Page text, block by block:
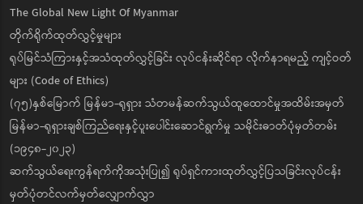
The Global New Light Of Myanmar
တိုက်ရိုက်ထုတ်လွှင့်မှုများ
ရုပ်မြင်သံကြားနှင့်အသံထုတ်လွှင့်ခြင်း လုပ်ငန်းဆိုင်ရာ လိုက်နာရမည့် ကျင့်ဝတ်
များ (Code of Ethics)
(၇၅)နှစ်မြောက် မြန်မာ-ရုရှား သံတမန်ဆက်သွယ်ထူထောင်မှုအထိမ်းအမှတ်
မြန်မာ-ရုရှားချစ်ကြည်ရေးနှင့်ပူးပေါင်းဆောင်ရွက်မှု သမိုင်းဓာတ်ပုံမှတ်တမ်း
(၁၉၄၈-၂၀၂၃)
ဆက်သွယ်ရေးကွန်ရက်ကိုအသုံးပြု၍ ရုပ်ရှင်ကားထုတ်လွှင့်ပြသခြင်းလုပ်ငန်း
မှတ်ပုံတင်လက်မှတ်လျှောက်လွှာ